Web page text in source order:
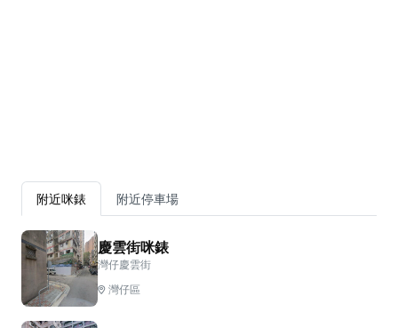
附近咪錶 附近停車場
慶雲街咪錶
灣仔慶雲街
灣仔區